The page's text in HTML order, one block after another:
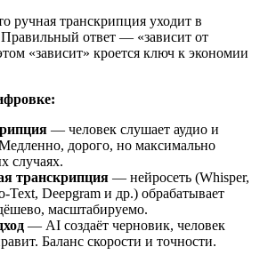
ручная транскрипция уходит в
ответ — «зависит от
«зависит» кроется ключ к экономии
— человек слушает аудио и
Медленно, дорого, но максимально
случаях.
транскрипция — нейросеть (Whisper,
Text, Deepgram и др.) обрабатывает
масштабируемо.
— AI создаёт черновик, человек
Баланс скорости и точности.